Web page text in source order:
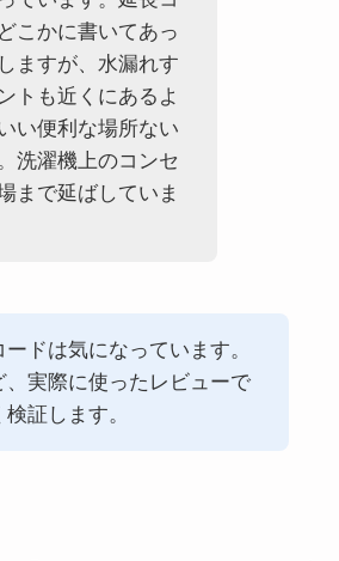
こかに書いてあっ
ますが、水漏れす
トも近くにあるよ
い便利な場所ない
洗濯機上のコンセ
まで延ばしていま
ードは気になっています。
、実際に使ったレビューで
証します。